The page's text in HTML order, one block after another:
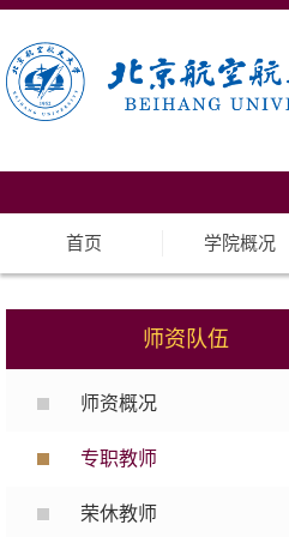
首页 学院概况
师资队伍
师资概况
专职教师
荣休教师